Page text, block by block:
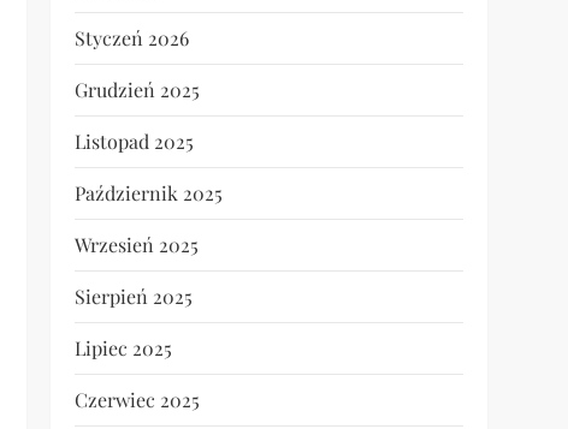
Styczeń 2026
Grudzień 2025
Listopad 2025
Październik 2025
Wrzesień 2025
Sierpień 2025
Lipiec 2025
Czerwiec 2025